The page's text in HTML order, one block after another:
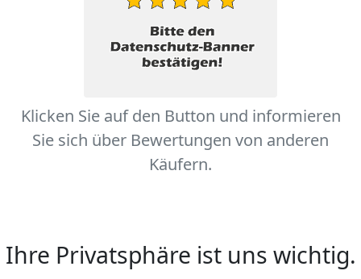
Klicken Sie auf den Button und informieren
Sie sich über Bewertungen von anderen
Käufern.
Ihre Privatsphäre ist uns wichtig.